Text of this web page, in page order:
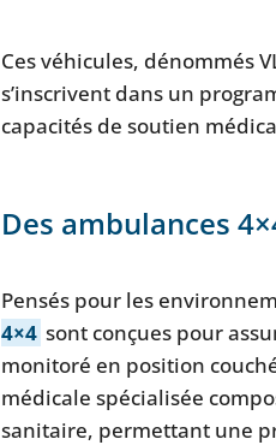
Ces véhicules, dénommés
s’inscrivent dans un
capacités de soutien
Des ambulances
Pensés pour les
4×4 sont conçues pour
monitoré en position
médicale spécialisée
sanitaire, permettant une